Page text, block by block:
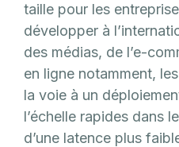
taille pour les
développer à
des médias, de l’e-
en ligne notamment,
la voie à un
l’échelle rapides dans
d’une latence plus